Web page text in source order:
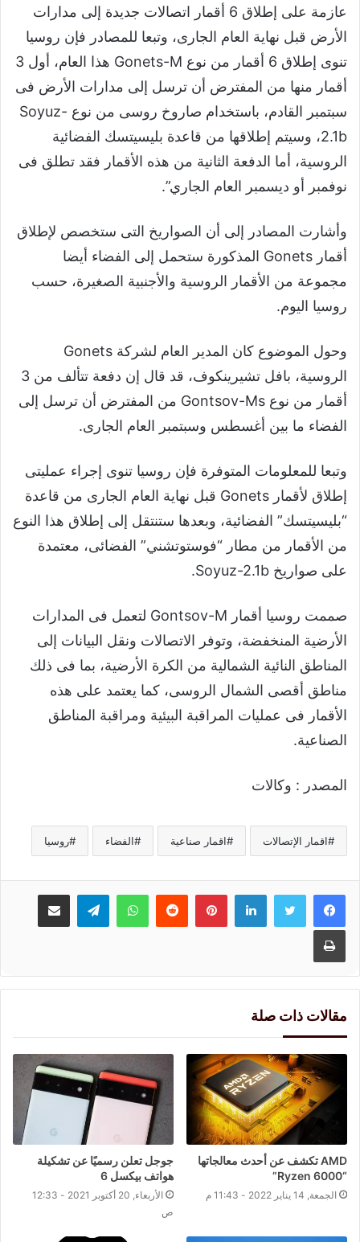
عازمة على إطلاق 6 أقمار اتصالات جديدة إلى مدارات
الأرض قبل نهاية العام الجارى، وتبعا للمصادر فإن روسيا
تنوى إطلاق 6 أقمار من نوع Gonets-M هذا العام، أول 3
أقمار منها من المفترض أن ترسل إلى مدارات الأرض فى
سبتمبر القادم، باستخدام صاروخ روسى من نوع Soyuz-
2.1b، وسيتم إطلاقها من قاعدة بليسيتسك الفضائية
الروسية، أما الدفعة الثانية من هذه الأقمار فقد تطلق فى
نوفمبر أو ديسمبر العام الجاري”.
وأشارت المصادر إلى أن الصواريخ التى ستخصص لإطلاق
أقمار Gonets المذكورة ستحمل إلى الفضاء أيضا
مجموعة من الأقمار الروسية والأجنبية الصغيرة، حسب
روسيا اليوم.
وحول الموضوع كان المدير العام لشركة Gonets
الروسية، بافل تشيرينكوف، قد قال إن دفعة تتألف من 3
أقمار من نوع Gontsov-Ms من المفترض أن ترسل إلى
الفضاء ما بين أغسطس وسبتمبر العام الجارى.
وتبعا للمعلومات المتوفرة فإن روسيا تنوى إجراء عمليتى
إطلاق لأقمار Gonets قبل نهاية العام الجارى من قاعدة
“بليسيتسك” الفضائية، وبعدها ستنتقل إلى إطلاق هذا النوع
من الأقمار من مطار “فوستوتشني” الفضائى، معتمدة
على صواريخ Soyuz-2.1b.
صممت روسيا أقمار Gontsov-M لتعمل فى المدارات
الأرضية المنخفضة، وتوفر الاتصالات ونقل البيانات إلى
المناطق النائية الشمالية من الكرة الأرضية، بما فى ذلك
مناطق أقصى الشمال الروسى، كما يعتمد على هذه
الأقمار فى عمليات المراقبة البيئية ومراقبة المناطق
الصناعية.
المصدر : وكالات
اقمار الإتصالات اقمار صناعية الفضاء روسيا
لينكدإنبينتيريست واتسابتيلقرام مشاركة عبر البريد
طباعة
مقالات ذات صلة
AMD تكشف عن أحدث معالجاتها
“Ryzen 6000”
الجمعة, 14 يناير 2022 - 11:43 م
جوجل تعلن رسميًا عن تشكيلة
هواتف بيكسل 6
الأربعاء, 20 أكتوبر 2021 - 12:33
ص